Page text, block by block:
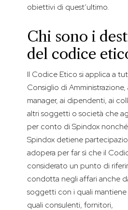
obiettivi di quest’ultimo.
Chi sono i
del codice
Il Codice Etico si applica a
Consiglio di
manager, ai dipendenti, ai
altri soggetti o società che
per conto di Spindox
Spindox detiene
adopera per far sì che il
considerato un punto di
condotta negli affari anche
soggetti con i quali
quali consulenti, fornitori,